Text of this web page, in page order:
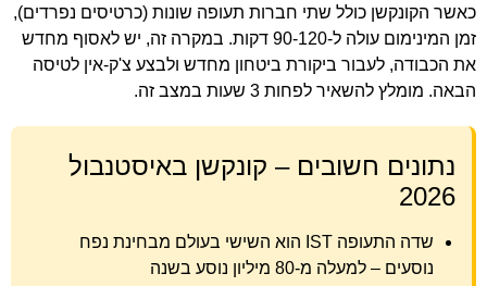
כאשר הקונקשן כולל שתי חברות תעופה שונות (כרטיסים נפרדים),
זמן המינימום עולה ל-90-120 דקות. במקרה זה, יש לאסוף מחדש
את הכבודה, לעבור ביקורת ביטחון מחדש ולבצע צ'ק-אין לטיסה
הבאה. מומלץ להשאיר לפחות 3 שעות במצב זה.
נתונים חשובים – קונקשן באיסטנבול
2026
שדה התעופה IST הוא השישי בעולם מבחינת נפח
נוסעים – למעלה מ-80 מיליון נוסע בשנה